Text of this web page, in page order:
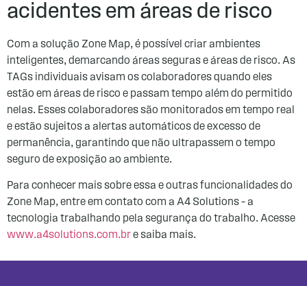
acidentes em áreas de risco
Com a solução Zone Map, é possível criar ambientes
inteligentes, demarcando áreas seguras e áreas de risco. As
TAGs individuais avisam os colaboradores quando eles
estão em áreas de risco e passam tempo além do permitido
nelas. Esses colaboradores são monitorados em tempo real
e estão sujeitos a alertas automáticos de excesso de
permanência, garantindo que não ultrapassem o tempo
seguro de exposição ao ambiente.
Para conhecer mais sobre essa e outras funcionalidades do
Zone Map, entre em contato com a A4 Solutions – a
tecnologia trabalhando pela segurança do trabalho. Acesse
www.a4solutions.com.bre saiba mais.